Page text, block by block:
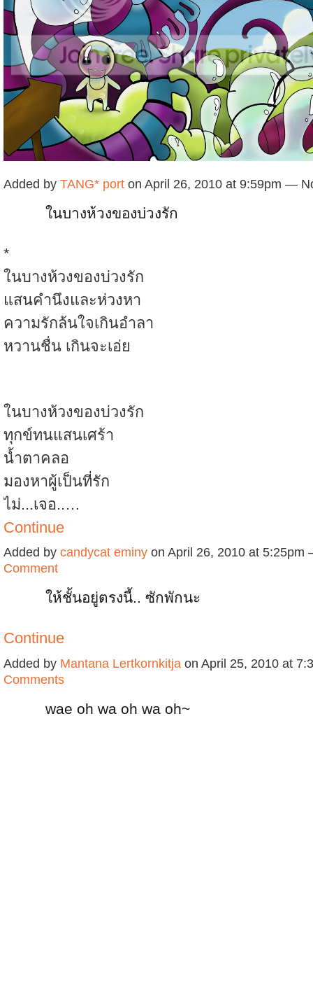
Added by TANG* port on April 26, 2010 at 9:59pm —
ในบางห้วงของบ่วงรัก
*
ในบางห้วงของบ่วงรัก
แสนคำนึงและห่วงหา
ความรักล้นใจเกินอำลา
หวานชื่น เกินจะเอ่ย
ในบางห้วงของบ่วงรัก
ทุกข์ทนแสนเศร้า
น้ำตาคลอ
มองหาผู้เป็นที่รัก
ไม่...เจอ..…
Continue
Added by candycat eminy on April 26, 2010 at
Comment
ให้ชั้นอยู่ตรงนี้.. ซักพักนะ
Continue
Added by Mantana Lertkornkitja on April 25, 2010 at
Comments
wae oh wa oh wa oh~